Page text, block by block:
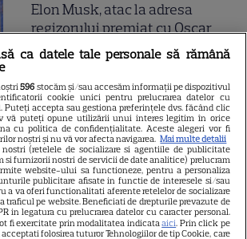
Elon Musk, atac la adresa
regizorului premiat cu Oscar
care a realizat documentarul
despre viața sa. Filmul are 232
de minute
VEDETE STRĂINE
Marvel are un nou Black
Panther. David Jonsson preia
moștenirea lui Chadwick
Boseman
ca datele tale personale să rămână
596 stocăm și/sau accesăm informații pe dispozitivul
cookie unici pentru prelucrarea datelor cu
Puteți accepta sau gestiona preferințele dvs. făcând clic
vă puteți opune utilizării unui interes legitim în orice
cu politica de confidențialitate. Aceste alegeri vor fi
noștri și nu vă vor afecta navigarea. Mai multe detalii
(retelele de socializare si agentiile de publicitate
si furnizorii nostri de servicii de date analitice) prelucram
website-ului sa functioneze, pentru a personaliza
publicitare afisate in functie de interesele si/sau
a va oferi functionalitati aferente retelelor de socializare
traficul pe website. Beneficiati de drepturile prevazute de
in legatura cu prelucrarea datelor cu caracter personal.
fi exercitate prin modalitatea indicataaici. Prin click pe
acceptati folosirea tuturor Tehnologiilor de tip Cookie, care